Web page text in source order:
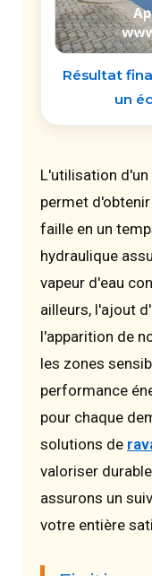
Résultat
un
L'utilisation d'un
permet
faille en un
hydraulique
vapeur d'eau
ailleurs, l'ajout
l'apparition de
les zones
performance
pour chaque
solutions de
valoriser
assurons un
votre entière